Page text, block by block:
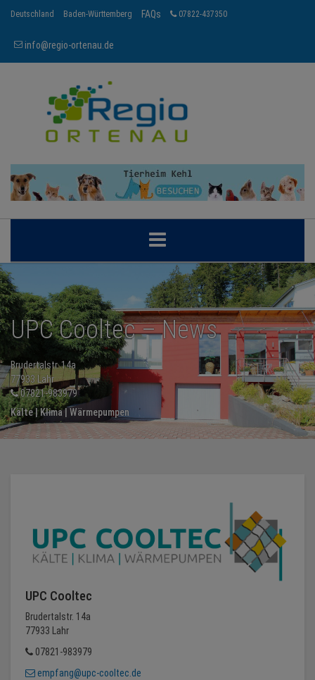
Deutschland Baden-Württemberg FAQs 07822-437350
info@regio-ortenau.de
BRANCHEN
NEWS
TERMINE
ANGEBOTE
MEDIEN
KONTAKT
UPC Cooltec – News
Brudertalstr. 14a
77933 Lahr
07821-983979
Kälte | Klima | Wärmepumpen
UPC Cooltec
Brudertalstr. 14a
77933 Lahr
07821-983979
empfang@upc-cooltec.de